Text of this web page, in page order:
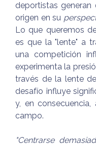
deportistas
origen en su
Lo que queremos
es que la "lente" a
una competición
experimenta la
través de la lente
desafío influye
y, en
campo.
"Centrarse